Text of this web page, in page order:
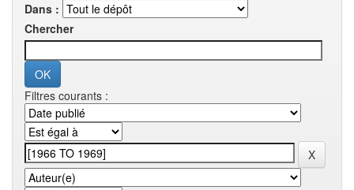
Dans :
Chercher
Filtres courants :